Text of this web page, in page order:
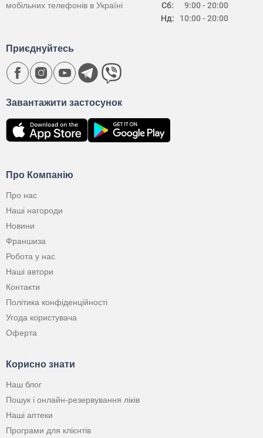
Сб:
Нд:
9:00 - 20:00
10:00 - 20:00
мобільних телефонів в Україні
Про Компанію
Про нас
Наші нагороди
Новини
Франшиза
Робота у нас
Наші автори
Контакти
Політика конфіденційності
Угода користувача
Оферта
Корисно знати
Наш блог
Пошук і онлайн-резервування ліків
Наші аптеки
Програми для клієнтів
Завантажити застосунок
Приєднуйтесь